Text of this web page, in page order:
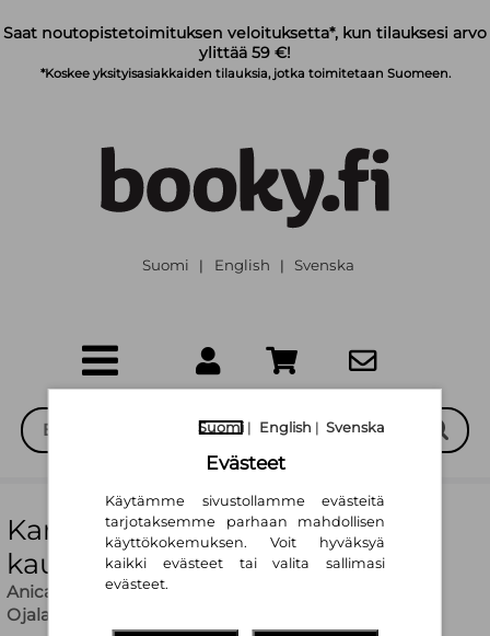
Saat noutopistetoimituksen veloituksetta*, kun tilauksesi arvo
ylittää 59 €!
*Koskee yksityisasiakkaiden tilauksia, jotka toimitetaan Suomeen.
Suomi | English | Svenska
Karmiva kuurupiilo : ja muita
kauhukertomuksia
Anica Mrose Rissi,Carolina Godina (kuv.)
Ojalatva (käänt.)
Suomi | English | Svenska
Evästeet
Käytämme sivustollamme evästeitä
tarjotaksemme parhaan mahdollisen
käyttökokemuksen. Voit hyväksyä
kaikki evästeet tai valita sallimasi
evästeet.